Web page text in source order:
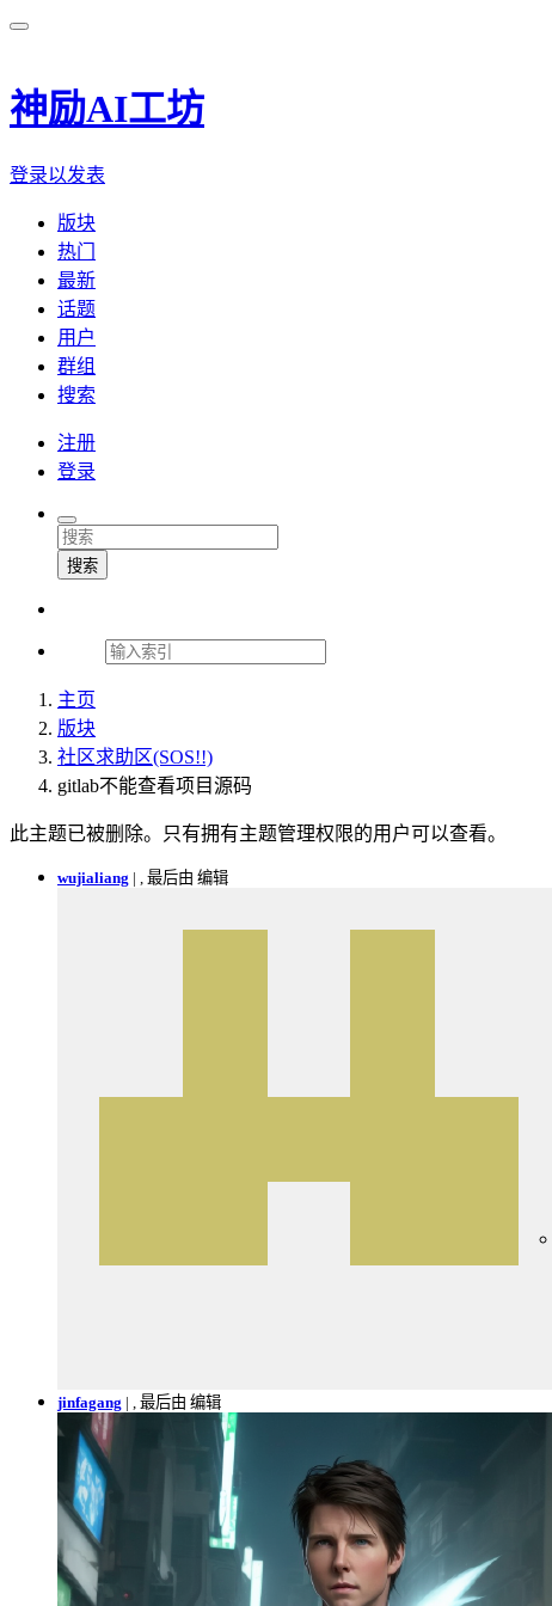
神励AI工坊
登录以发表
版块
热门
最新
话题
用户
群组
搜索
注册
登录
搜索
主页
版块
社区求助区(SOS!!)
gitlab不能查看项目源码
此主题已被删除。只有拥有主题管理权限的用户可以查看。
wujialiang |
, 最后由 编辑
jinfagang |
, 最后由 编辑